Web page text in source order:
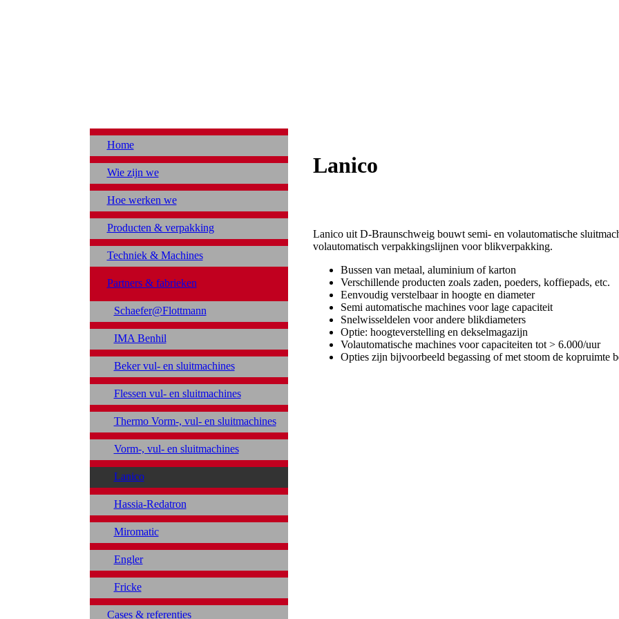
Home
Wie zijn we
Hoe werken we
Producten & verpakking
Techniek & Machines
Partners & fabrieken
Schaefer@Flottmann
IMA Benhil
Beker vul- en sluitmachines
Flessen vul- en sluitmachines
Thermo Vorm-, vul- en sluitmachines
Vorm-, vul- en sluitmachines
Lanico
Hassia-Redatron
Miromatic
Engler
Fricke
Cases & referenties
Lanico
Lanico uit D-Braunschweig bouwt semi- en volautomatische
volautomatisch verpakkingslijnen voor blikverpakking.
Bussen van metaal, aluminium of karton
Verschillende producten zoals zaden, poeders, koffiepads, etc.
Eenvoudig verstelbaar in hoogte en diameter
Semi automatische machines voor lage capaciteit
Snelwisseldelen voor andere blikdiameters
Optie: hoogteverstelling en dekselmagazijn
Volautomatische machines voor capaciteiten tot > 6.000/uur
Opties zijn bijvoorbeeld begassing of met stoom de kopruimte